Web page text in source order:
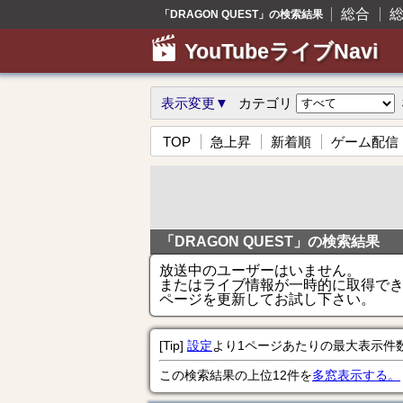
「DRAGON QUEST」の検索結果 総合
YouTubeライブNavi
表示変更▼ カテゴリ
TOP 急上昇 新着順 ゲーム配信
「DRAGON QUEST」の検索結果
放送中のユーザーはいません。
またはライブ情報が一時的に取得で
ページを更新してお試し下さい。
[Tip] 設定より1ページあたりの最大表示件
この検索結果の上位12件を多窓表示する。